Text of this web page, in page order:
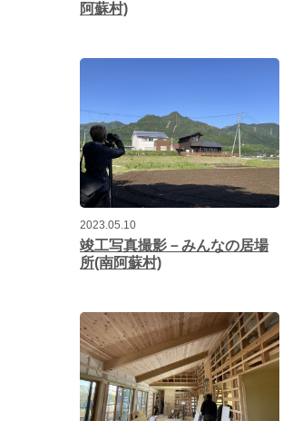
阿蘇村)
2023.05.10
竣工写真撮影－みんなの居場
所(南阿蘇村)